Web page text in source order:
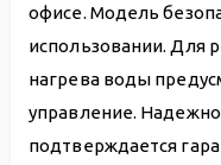
офисе. Модель
использовании. Для
нагрева воды
управление.
подтверждается